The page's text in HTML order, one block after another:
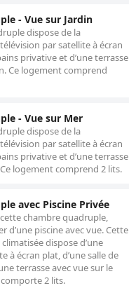
- Vue sur Jardin
dispose de la
par satellite à écran
privative et d’une terrasse
Ce logement comprend
- Vue sur Mer
dispose de la
par satellite à écran
privative et d’une terrasse
logement comprend 2 lits.
avec Piscine Privée
chambre quadruple,
d’une piscine avec vue. Cette
dispose d’une
à écran plat, d’une salle de
terrasse avec vue sur le
2 lits.